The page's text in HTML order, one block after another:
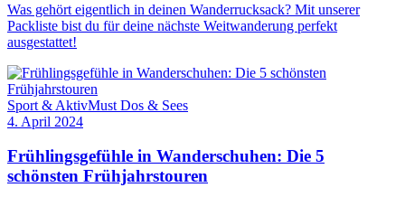
Was gehört eigentlich in deinen Wanderrucksack? Mit unserer
Packliste bist du für deine nächste Weitwanderung perfekt
ausgestattet!
Sport & AktivMust Dos & Sees
4. April 2024
Frühlingsgefühle in Wanderschuhen: Die 5
schönsten Frühjahrstouren